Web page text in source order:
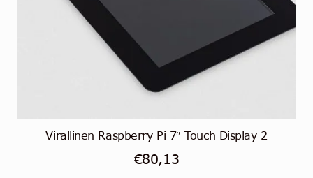
Virallinen Raspberry Pi 7″ Touch Display 2
€80,13